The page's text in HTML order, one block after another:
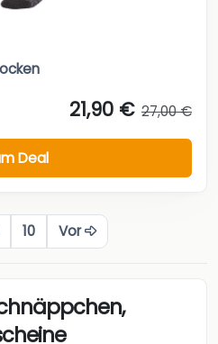
21,90 € 27,00 €
Deal
10 Vor